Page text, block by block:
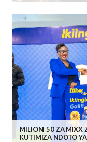
MILIONI 50 ZA MIXX
KUTIMIZA NDOTO